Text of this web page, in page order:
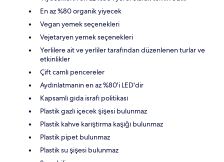
En az %80 organik yiyecek
Vegan yemek seçenekleri
Vejetaryen yemek seçenekleri
Yerlilere ait ve yerliler tarafından düzenlenen turlar ve
etkinlikler
Çift camlı pencereler
Aydınlatmanın en az %80'i LED'dir
Kapsamlı gıda israfı politikası
Plastik gazlı içecek şişesi bulunmaz
Plastik kahve karıştırma kaşığı bulunmaz
Plastik pipet bulunmaz
Plastik su şişesi bulunmaz